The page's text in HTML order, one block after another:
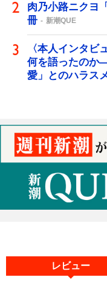
肉乃小路ニクヨ
冊
新潮QUE
〈本人インタビ
何を語ったのか
愛」とのハラス
レビュー